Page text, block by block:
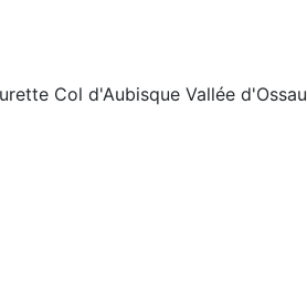
Col d'Aubisque Vallée d'Ossau